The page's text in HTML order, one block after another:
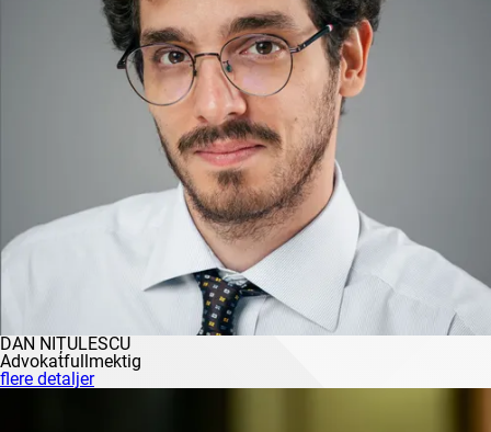
DAN NIȚULESCU
Advokatfullmektig
flere detaljer